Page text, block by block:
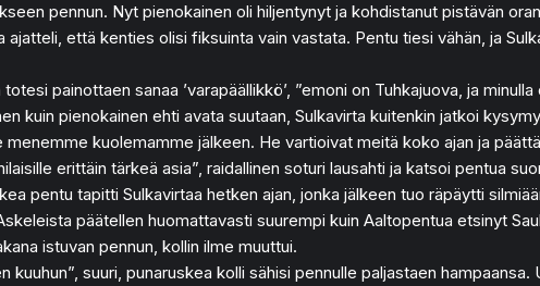
pennun. Nyt pienokainen oli hiljentynyt ja kohdistanut pistävän
että kenties olisi fiksuinta vain vastata. Pentu tiesi vähän, ja
painottaen sanaa ’varapäällikkö’, ”emoni on Tuhkajuova, ja
kuin pienokainen ehti avata suutaan, Sulkavirta kuitenkin jatkoi
kuolemamme jälkeen. He vartioivat meitä koko ajan ja
erittäin tärkeä asia”, raidallinen soturi lausahti ja katsoi pentua
pentu tapitti Sulkavirtaa hetken ajan, jonka jälkeen tuo räpäytti
päätellen huomattavasti suurempi kuin Aaltopentua etsinyt
istuvan pennun, kollin ilme muuttui.
suuri, punaruskea kolli sähisi pennulle paljastaen